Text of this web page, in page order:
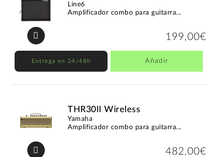
Line6
Amplificador combo para guitarra...
199,00€
Entrega en 24/48h Añadir
THR30II Wireless
Yamaha
Amplificador combo para guitarra...
482,00€